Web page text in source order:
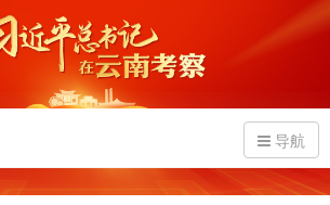
导航